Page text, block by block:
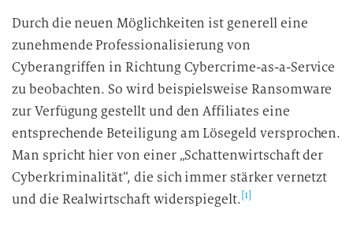
Durch die neuen Möglichkeiten ist generell eine
zunehmende Professionalisierung von
Cyberangriffen in Richtung Cybercrime-as-a-Service
zu beobachten. So wird beispielsweise Ransomware
zur Verfügung gestellt und den Affiliates eine
entsprechende Beteiligung am Lösegeld versprochen.
Man spricht hier von einer „Schattenwirtschaft der
Cyberkriminalität“, die sich immer stärker vernetzt
und die Realwirtschaft widerspiegelt. [1]